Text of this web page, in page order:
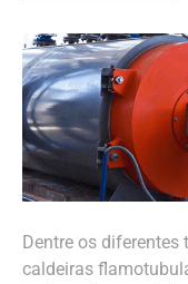
Dentre os
caldeiras